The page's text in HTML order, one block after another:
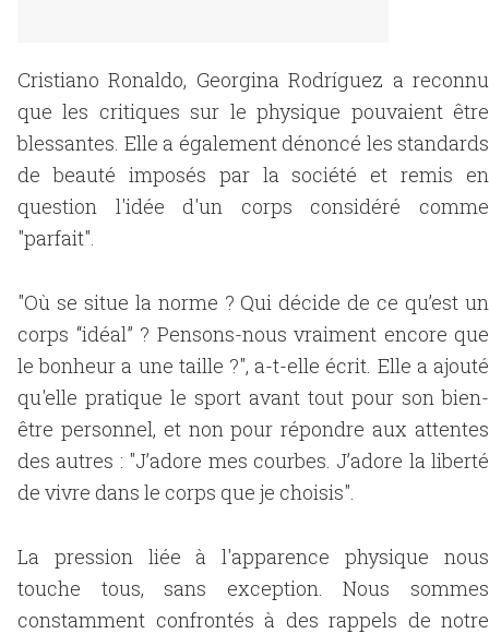
Cristiano Ronaldo, Georgina Rodríguez a reconnu
que les critiques sur le physique pouvaient être
blessantes. Elle a également dénoncé les standards
de beauté imposés par la société et remis en
question l'idée d'un corps considéré comme
"parfait".
"Où se situe la norme ? Qui décide de ce qu’est un
corps “idéal” ? Pensons-nous vraiment encore que
le bonheur a une taille ?", a-t-elle écrit. Elle a ajouté
qu'elle pratique le sport avant tout pour son bien-
être personnel, et non pour répondre aux attentes
des autres : "J’adore mes courbes. J’adore la liberté
de vivre dans le corps que je choisis".
La pression liée à l'apparence physique nous
touche tous, sans exception. Nous sommes
constamment confrontés à des rappels de notre